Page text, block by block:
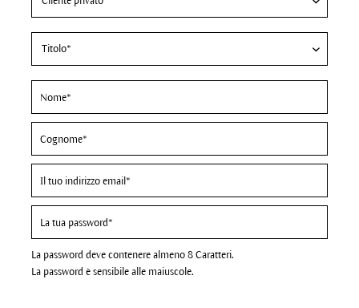
La password deve contenere almeno 8 Caratteri.
La password è sensibile alle maiuscole.